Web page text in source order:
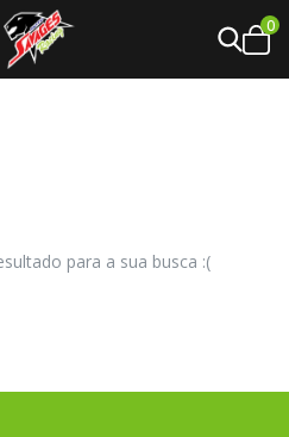
0
para a sua busca :(